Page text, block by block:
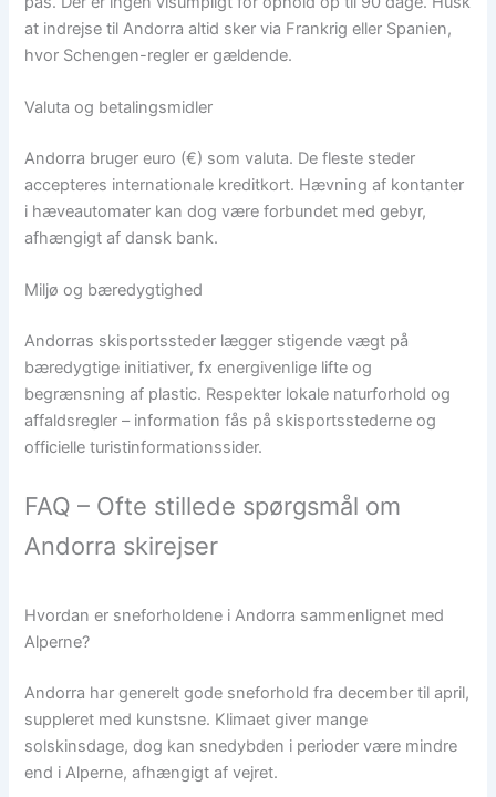
at indrejse til Andorra altid sker via Frankrig eller Spanien,
hvor Schengen-regler er gældende.
Valuta og betalingsmidler
Andorra bruger euro (€) som valuta. De fleste steder
accepteres internationale kreditkort. Hævning af kontanter
i hæveautomater kan dog være forbundet med gebyr,
afhængigt af dansk bank.
Miljø og bæredygtighed
Andorras skisportssteder lægger stigende vægt på
bæredygtige initiativer, fx energivenlige lifte og
begrænsning af plastic. Respekter lokale naturforhold og
affaldsregler – information fås på skisportsstederne og
officielle turistinformationssider.
FAQ – Ofte stillede spørgsmål om
Andorra skirejser
Hvordan er sneforholdene i Andorra sammenlignet med
Alperne?
Andorra har generelt gode sneforhold fra december til april,
suppleret med kunstsne. Klimaet giver mange
solskinsdage, dog kan snedybden i perioder være mindre
end i Alperne, afhængigt af vejret.